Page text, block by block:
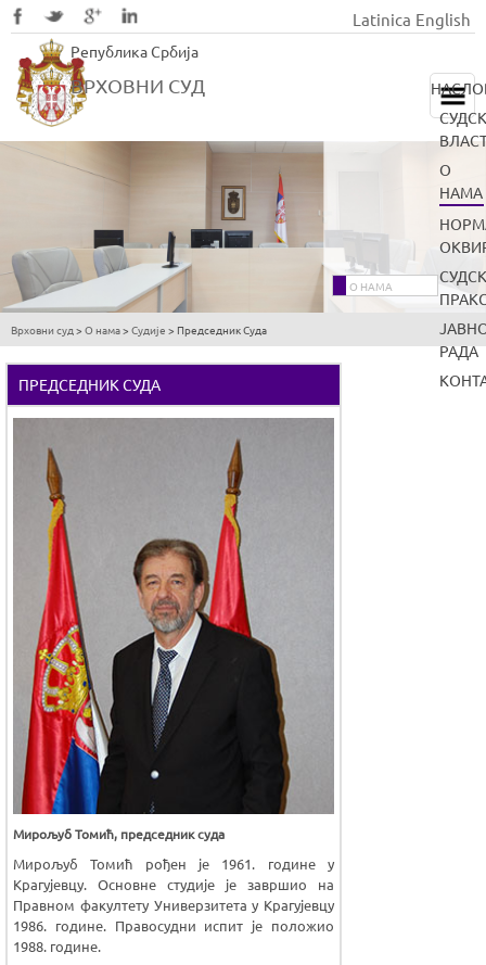
to
main
Република Србија
ВРХОВНИ СУД
Latinica English
О
НАМА
РАДА
О НАМА
You
are
here
Врховни суд > О нама> Судије > Председник Суда
ПРЕДСЕДНИК СУДА
Мирољуб Томић, председник суда
Мирољуб Томић рођен је 1961. године у
Крагујевцу. Основне студије је завршио на
Правном факултету Универзитета у Крагујевцу
1986. године. Правосудни испит је положио
1988. године.